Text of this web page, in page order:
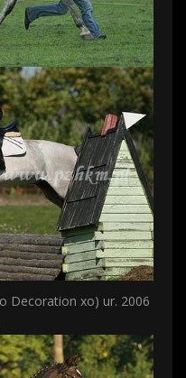
Decoration xo) ur. 2006